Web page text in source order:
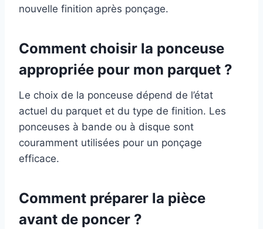
nouvelle finition après ponçage.
Comment choisir la ponceuse
appropriée pour mon parquet ?
Le choix de la ponceuse dépend de l’état
actuel du parquet et du type de finition. Les
ponceuses à bande ou à disque sont
couramment utilisées pour un ponçage
efficace.
Comment préparer la pièce
avant de poncer ?